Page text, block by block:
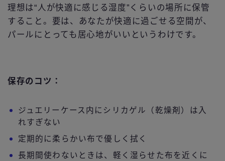
理想は“人が快適に感じる湿度”くらいの場所に保管
すること。要は、あなたが快適に過ごせる空間が、
パールにとっても居心地がいいというわけです。
保存のコツ：
ジュエリーケース内にシリカゲル（乾燥剤）は入
れすぎない
定期的に柔らかい布で優しく拭く
長期間使わないときは、軽く湿らせた布を近くに